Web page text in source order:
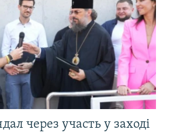
через участь у заході